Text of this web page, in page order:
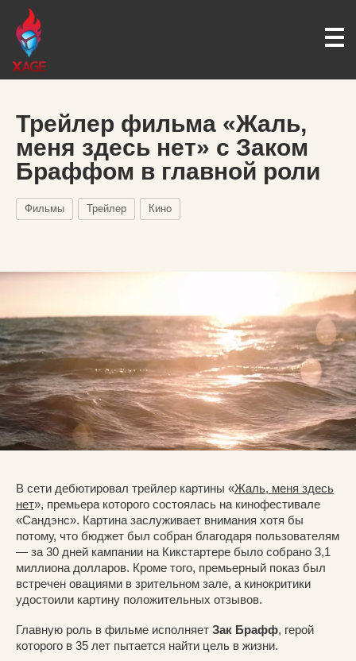
Трейлер фильма «Жаль,
меня здесь нет» с Заком
Браффом в главной роли
Фильмы Трейлер Кино
В сети дебютировал трейлер картины «Жаль, меня здесь
нет», премьера которого состоялась на кинофестивале
«Сандэнс». Картина заслуживает внимания хотя бы
потому, что бюджет был собран благодаря пользователям
— за 30 дней кампании на Кикстартере было собрано 3,1
миллиона долларов. Кроме того, премьерный показ был
встречен овациями в зрительном зале, а кинокритики
удостоили картину положительных отзывов.
Главную роль в фильме исполняет Зак Брафф, герой
которого в 35 лет пытается найти цель в жизни.